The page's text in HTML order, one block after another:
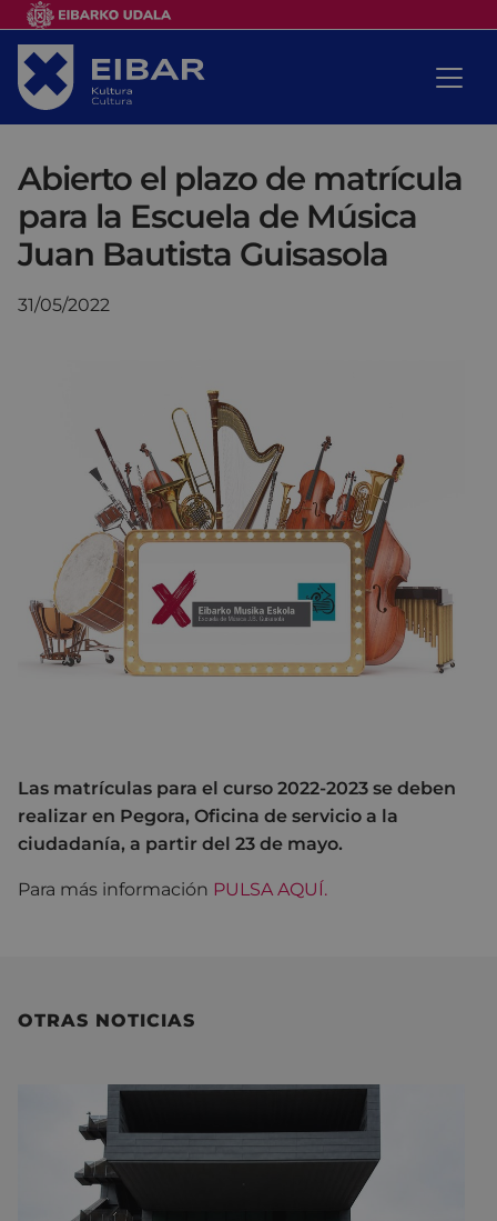
Abierto el plazo de matrícula
para la Escuela de Música
Juan Bautista Guisasola
31/05/2022
Las matrículas para el curso 2022-2023 se deben
realizar en Pegora, Oficina de servicio a la
ciudadanía, a partir del 23 de mayo.
Para más información PULSA AQUÍ.
OTRAS NOTICIAS